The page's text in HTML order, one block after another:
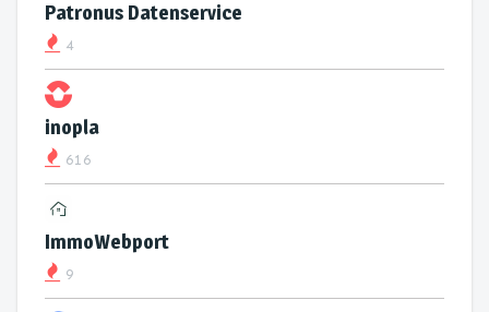
Patronus Datenservice
4
inopla
616
ImmoWebport
9